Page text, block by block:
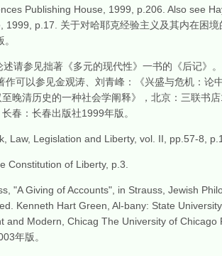
Publishing House, 1999, p.206. Also see
1999, p.17. 关于对哈耶克经验主义及其内在困
参见拙著《多元的现代性》一书的《后记》
作可以参见金观涛、刘青峰：《兴盛与危机：
晚清历史的一种社会学阐释》，北京：三联书
春：长春出版社1999年版。
Legislation and Liberty, vol. II, pp.57-8,
of Liberty, p.3.
Giving of Accounts", in Strauss, Jewish
Kenneth Hart Green, Al-bany: State
and Modern, Chicag The University of
年版。